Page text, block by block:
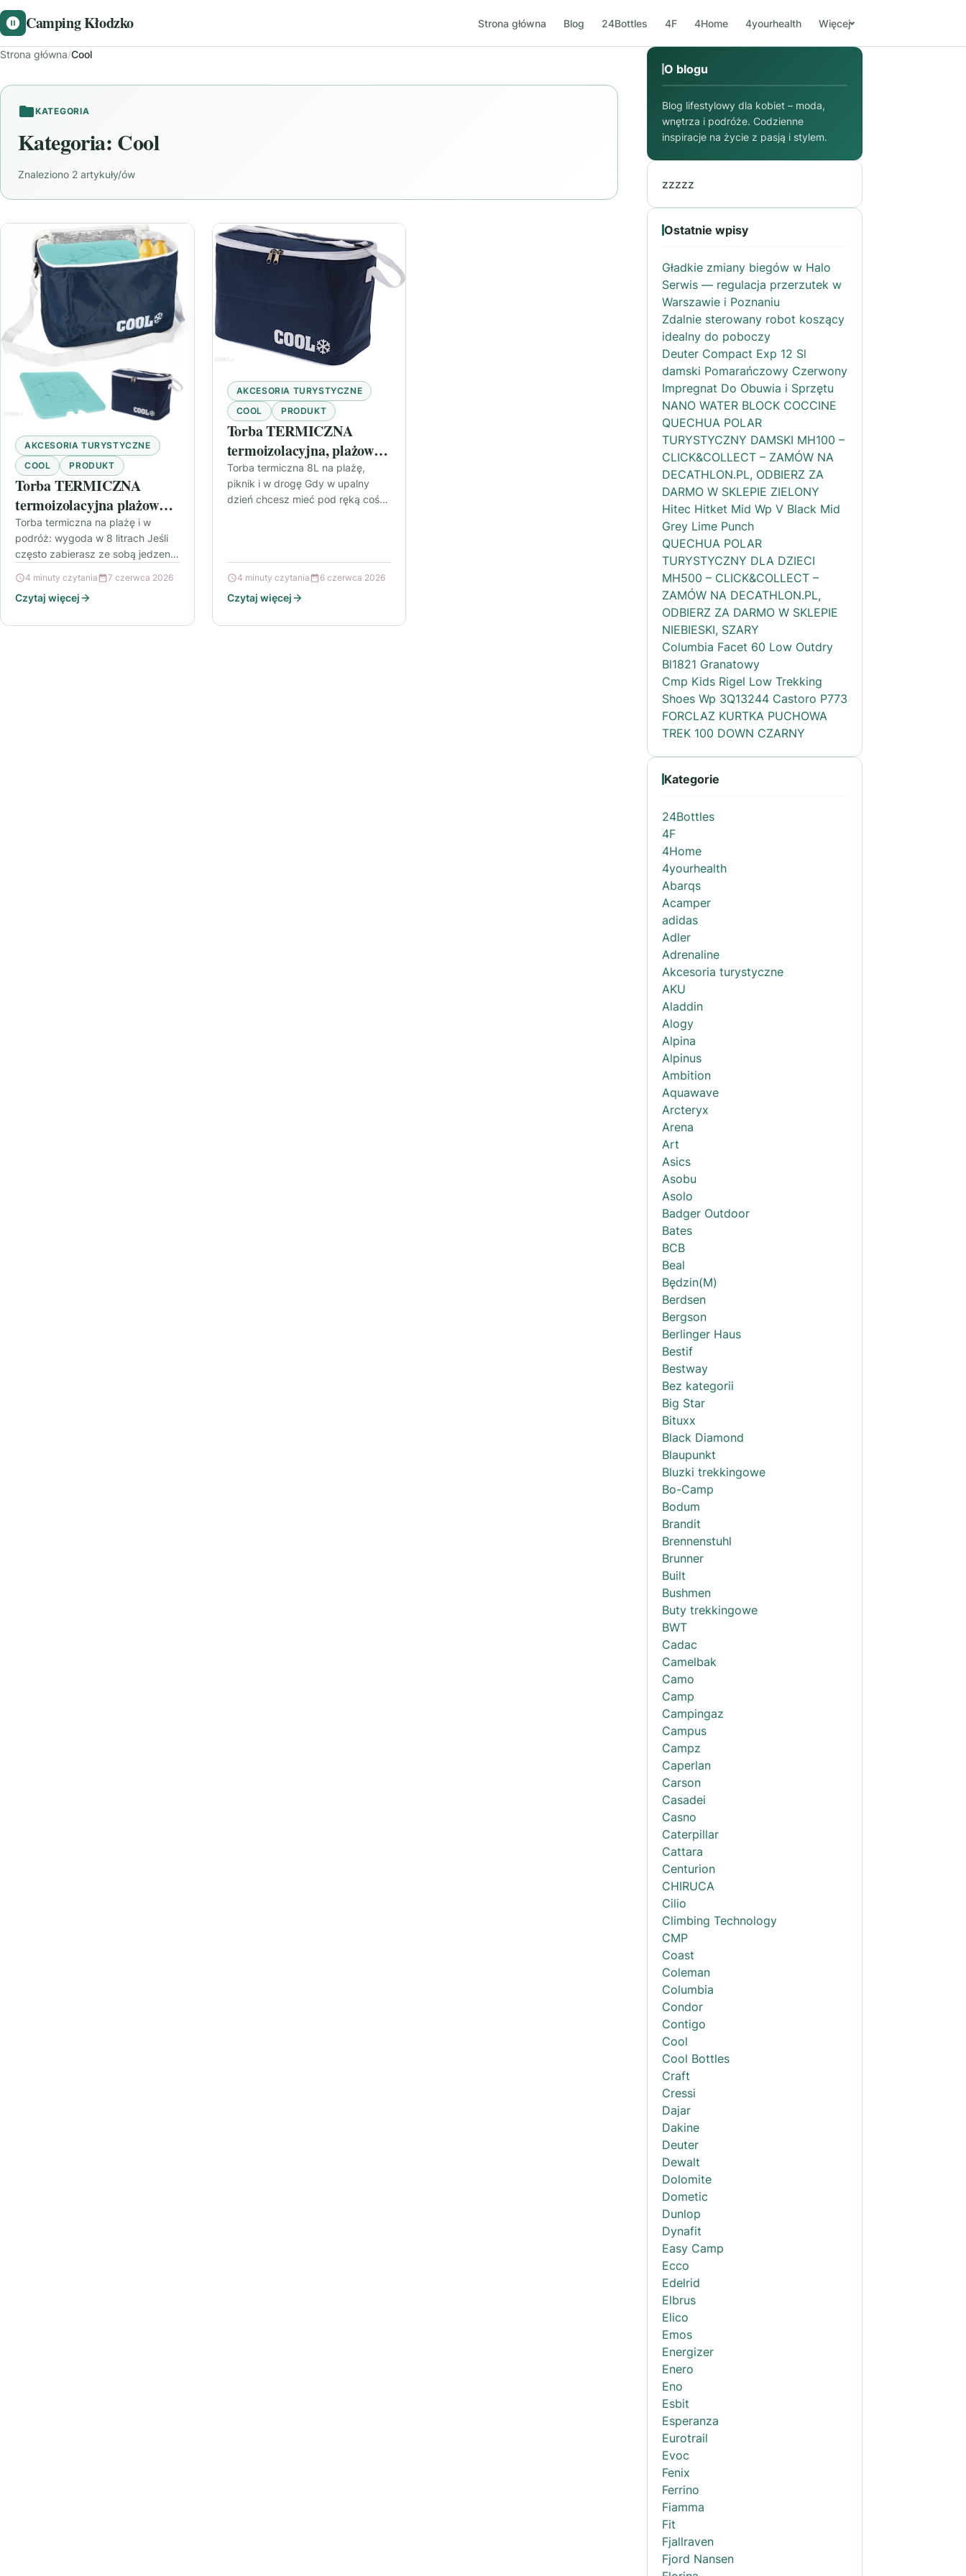
Camping Kłodzko Strona główna Blog 24Bottles 4F 4Home 4yourhealth Więcej
Strona główna/Cool
KATEGORIA
Kategoria: Cool
Znaleziono 2 artykuły/ów
AKCESORIA TURYSTYCZNE
COOL
PRODUKT
Torba TERMICZNA
termoizolacyjna plażowa
turystyczna z wkładem
chłodzącym 8L
Torba termiczna na plażę i w
podróż: wygoda w 8 litrach Jeśli
często zabierasz ze sobą jedzenie
pikniki albo…
4 minuty czytania 7 czerwca 2026
Czytaj więcej
AKCESORIA TURYSTYCZNE
COOL
PRODUKT
Torba TERMICZNA
termoizolacyjna, plażowa,
turystyczna, 8L
Torba termiczna 8L na plażę,
piknik i w drogę Gdy w upalny
dzień chcesz mieć pod ręką coś
4 minuty czytania 6 czerwca 2026
Czytaj więcej
O blogu
Blog lifestylowy dla kobiet – moda,
wnętrza i podróże. Codzienne
inspiracje na życie z pasją i stylem.
zzzzz
Ostatnie wpisy
Gładkie zmiany biegów w Halo
Serwis — regulacja przerzutek w
Warszawie i Poznaniu
Zdalnie sterowany robot koszący
idealny do poboczy
Deuter Compact Exp 12 Sl
damski Pomarańczowy Czerwony
Impregnat Do Obuwia i Sprzętu
NANO WATER BLOCK COCCINE
QUECHUA POLAR
TURYSTYCZNY DAMSKI MH100 –
CLICK&COLLECT – ZAMÓW NA
DECATHLON.PL, ODBIERZ ZA
DARMO W SKLEPIE ZIELONY
Hitec Hitket Mid Wp V Black Mid
Grey Lime Punch
QUECHUA POLAR
TURYSTYCZNY DLA DZIECI
MH500 – CLICK&COLLECT –
ZAMÓW NA DECATHLON.PL,
ODBIERZ ZA DARMO W SKLEPIE
NIEBIESKI, SZARY
Columbia Facet 60 Low Outdry
Bl1821 Granatowy
Cmp Kids Rigel Low Trekking
Shoes Wp 3Q13244 Castoro P773
FORCLAZ KURTKA PUCHOWA
TREK 100 DOWN CZARNY
Kategorie
24Bottles
4F
4Home
4yourhealth
Abarqs
Acamper
adidas
Adler
Adrenaline
Akcesoria turystyczne
AKU
Aladdin
Alogy
Alpina
Alpinus
Ambition
Aquawave
Arcteryx
Arena
Art
Asics
Asobu
Asolo
Badger Outdoor
Bates
BCB
Beal
Będzin(M)
Berdsen
Bergson
Berlinger Haus
Bestif
Bestway
Bez kategorii
Big Star
Bituxx
Black Diamond
Blaupunkt
Bluzki trekkingowe
Bo-Camp
Bodum
Brandit
Brennenstuhl
Brunner
Built
Bushmen
Buty trekkingowe
BWT
Cadac
Camelbak
Camo
Camp
Campingaz
Campus
Campz
Caperlan
Carson
Casadei
Casno
Caterpillar
Cattara
Centurion
CHIRUCA
Cilio
Climbing Technology
CMP
Coast
Coleman
Columbia
Condor
Contigo
Cool
Cool Bottles
Craft
Cressi
Dajar
Dakine
Deuter
Dewalt
Dolomite
Dometic
Dunlop
Dynafit
Easy Camp
Ecco
Edelrid
Elbrus
Elico
Emos
Energizer
Enero
Eno
Esbit
Esperanza
Eurotrail
Evoc
Fenix
Ferrino
Fiamma
Fit
Fjallraven
Fjord Nansen